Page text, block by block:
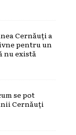
Cernăuți a
pentru un
nu există
se pot
Cernăuți